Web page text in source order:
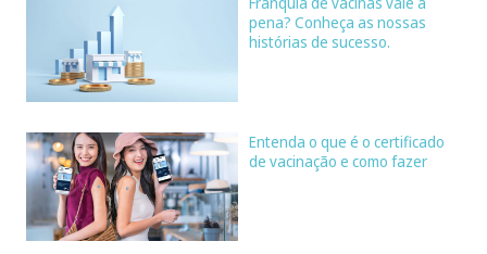
pena? Conheça as nossas
histórias de sucesso.
Entenda o que é o certificado
de vacinação e como fazer